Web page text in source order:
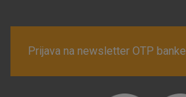
Prijava na newsletter OTP banke